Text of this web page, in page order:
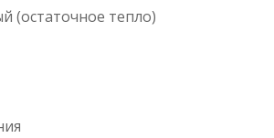
(остаточное тепло)